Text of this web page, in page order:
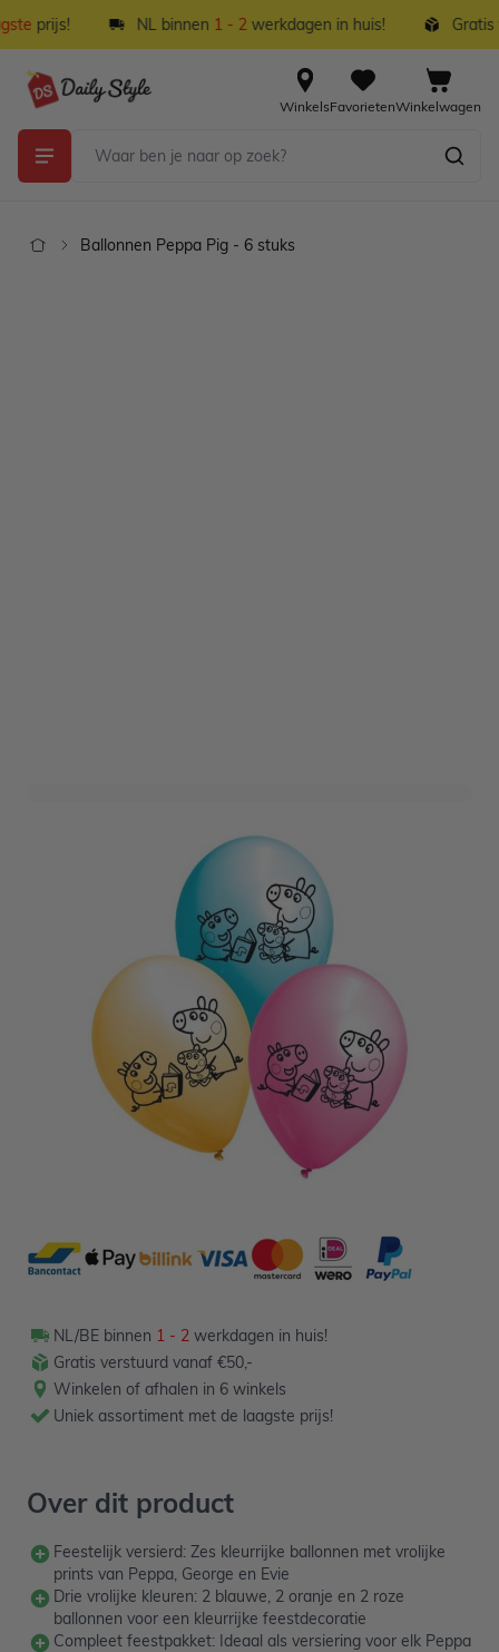
Ga naar de inhoud
prijs! NL binnen1 - 2 werkdagen in huis! Gratis
WinkelsFavorietenWinkelwagen
Ballonnen Peppa Pig - 6 stuks
Ballonnen Peppa Pig - 6
Op voorraad
3,49 Verpakt per 6 stuks
In winkelwagen
NL/BE binnen 1 - 2 werkdagen in huis!
Gratis verstuurd vanaf €50,-
Winkelen of afhalen in 6 winkels
Uniek assortiment met de laagste prijs!
Over dit product
Feestelijk versierd: Zes kleurrijke ballonnen met vrolijke
prints van Peppa, George en Evie
Drie vrolijke kleuren: 2 blauwe, 2 oranje en 2 roze
ballonnen voor een kleurrijke feestdecoratie
Compleet feestpakket: Ideaal als versiering voor elk Peppa